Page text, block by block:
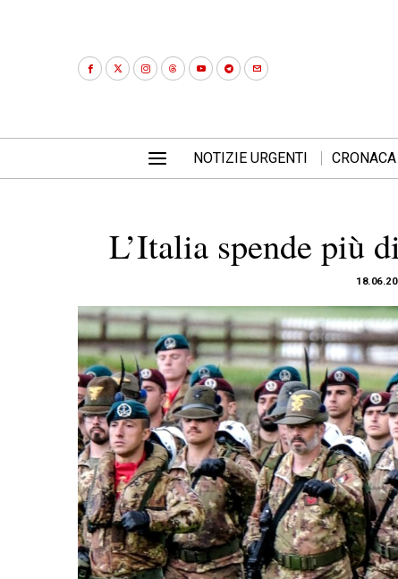
NOTIZIE URGENTI CRONACA
L’Italia spende più